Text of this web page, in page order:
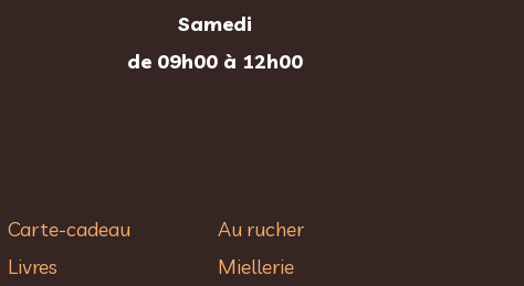
Samedi
de 09h00 à 12h00
Carte-cadeau
Livres
Au rucher​
Miellerie